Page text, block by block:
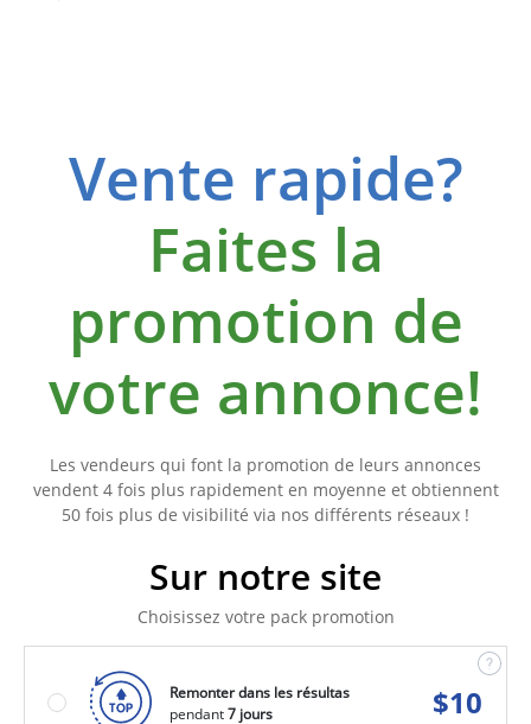
Vente rapide?
Faites la
promotion de
votre annonce!
Les vendeurs qui font la promotion de leurs annonces
vendent 4 fois plus rapidement en moyenne et obtiennent
50 fois plus de visibilité via nos différents réseaux !
Sur notre site
Choisissez votre pack promotion
Remonter dans les résultas
pendant7 jours $10